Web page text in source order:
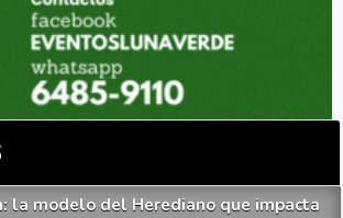
la modelo del Herediano que impacta